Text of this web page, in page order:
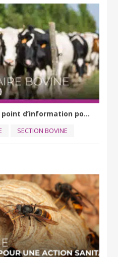
point d’information po...
SECTION BOVINE